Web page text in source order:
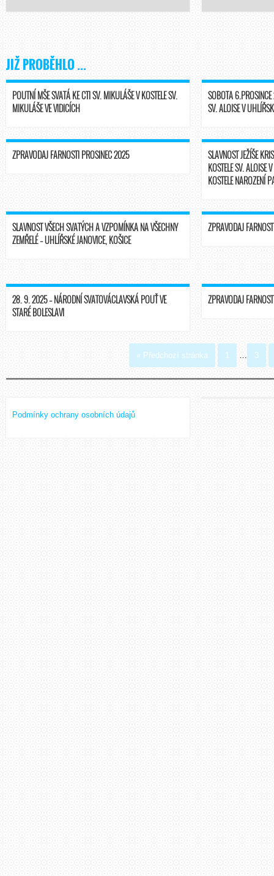
JIŽ PROBĚHLO ...
POUTNÍ MŠE SVATÁ KE CTI SV. MIKULÁŠE V KOSTELE SV.
MIKULÁŠE VE VIDICÍCH
SOBOTA 6.PROSINCE
SV. ALOISE V
ZPRAVODAJ FARNOSTI PROSINEC 2025
SLAVNOST JEŽÍŠE
KOSTELE SV. ALOISE
KOSTELE NAROZENÍ
SLAVNOST VŠECH SVATÝCH A VZPOMÍNKA NA VŠECHNY
ZEMŘELÉ – UHLÍŘSKÉ JANOVICE, KOŠICE
ZPRAVODAJ
28. 9. 2025 – NÁRODNÍ SVATOVÁCLAVSKÁ POUŤ VE
STARÉ BOLESLAVI
ZPRAVODAJ
« Předchozí stránka 1 … 3
Podmínky ochrany osobních údajů